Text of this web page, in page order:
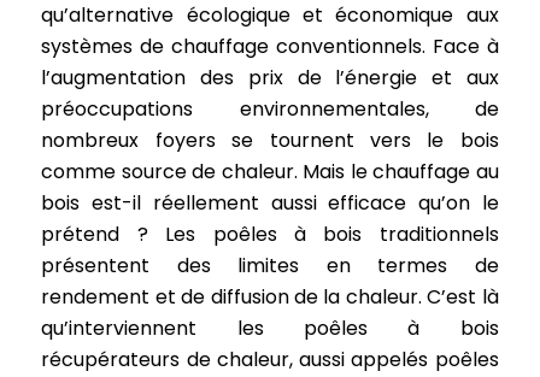
qu’alternative écologique et économique aux
systèmes de chauffage conventionnels. Face à
l’augmentation des prix de l’énergie et aux
préoccupations environnementales, de
nombreux foyers se tournent vers le bois
comme source de chaleur. Mais le chauffage au
bois est-il réellement aussi efficace qu’on le
prétend ? Les poêles à bois traditionnels
présentent des limites en termes de
rendement et de diffusion de la chaleur. C’est là
qu’interviennent les poêles à bois
récupérateurs de chaleur, aussi appelés poêles